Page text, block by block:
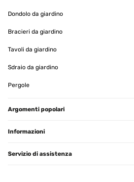
aus. Alles in Allem ein sehr schöner
Amazon-Benutzer
Tradurre
Dondolo da giardino
Bracieri da giardino
Tavoli da giardino
Sdraio da giardino
Pergole
Argomenti popolari
Informazioni
Servizio di assistenza